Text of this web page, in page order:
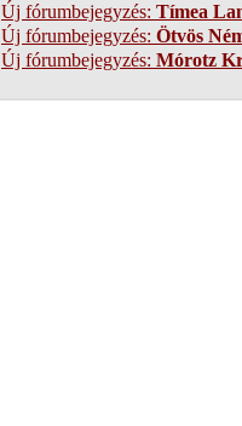
Új fórumbejegyzés: Tímea
Új fórumbejegyzés: Ötvös
Új fórumbejegyzés: Mórotz